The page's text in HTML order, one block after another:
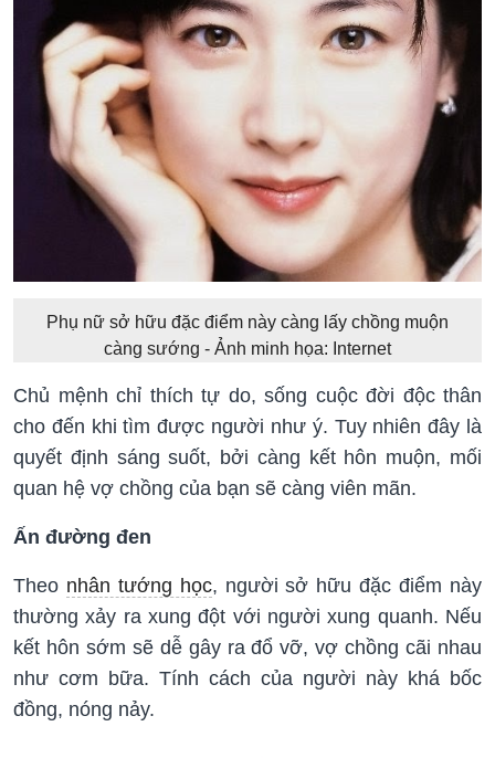
Phụ nữ sở hữu đặc điểm này càng lấy chồng muộn
càng sướng - Ảnh minh họa: Internet
Chủ mệnh chỉ thích tự do, sống cuộc đời độc thân
cho đến khi tìm được người như ý. Tuy nhiên đây là
quyết định sáng suốt, bởi càng kết hôn muộn, mối
quan hệ vợ chồng của bạn sẽ càng viên mãn.
Ấn đường đen
Theo nhân tướng học, người sở hữu đặc điểm này
thường xảy ra xung đột với người xung quanh. Nếu
kết hôn sớm sẽ dễ gây ra đổ vỡ, vợ chồng cãi nhau
như cơm bữa. Tính cách của người này khá bốc
đồng, nóng nảy.